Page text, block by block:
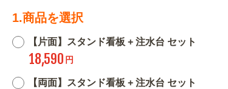
1.商品を選択
【片面】スタンド看板 + 注水台 セット
18,590 円
【両面】スタンド看板 + 注水台 セット